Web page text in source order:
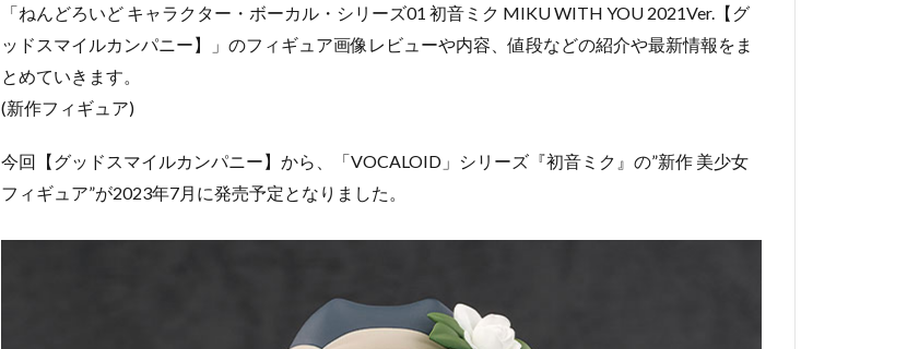
「ねんどろいど キャラクター・ボーカル・シリーズ01 初音ミク MIKU WITH YOU 2021Ver.【グ
ッドスマイルカンパニー】」のフィギュア画像レビューや内容、値段などの紹介や最新情報をま
とめていきます。
(新作フィギュア)
今回【グッドスマイルカンパニー】から、「VOCALOID」シリーズ『初音ミク』の”新作 美少女
フィギュア”が2023年7月に発売予定となりました。